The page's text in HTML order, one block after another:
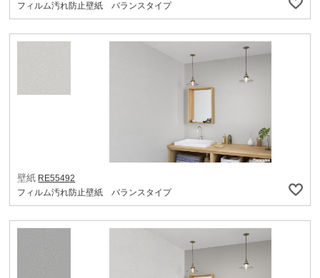
フィルム汚れ防止壁紙 バランスタイプ
壁紙 RE55492
フィルム汚れ防止壁紙 バランスタイプ